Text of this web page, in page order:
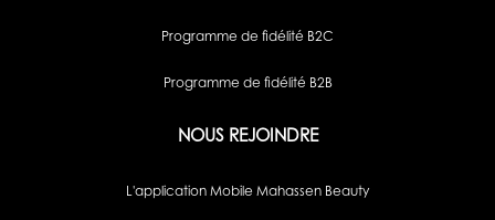
Programme de fidélité B2C
Programme de fidélité B2B
NOUS REJOINDRE
L'application Mobile Mahassen Beauty